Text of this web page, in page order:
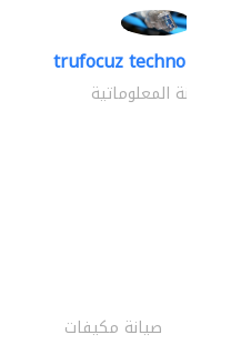
trufocuz
الصيانة المعلوماتية
صيانة مكيفات